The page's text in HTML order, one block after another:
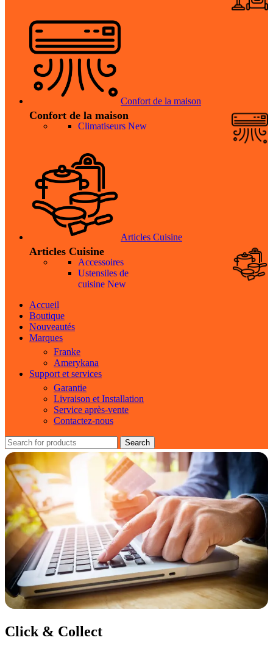
Confort de la maison
Confort de la maison
Climatiseurs New
Articles Cuisine
Articles Cuisine
Accessoires
Ustensiles de
cuisine New
Accueil
Boutique
Nouveautés
Marques
Franke
Amerykana
Support et services
Garantie
Livraison et Installation
Service après-vente
Contactez-nous
Search
Click & Collect